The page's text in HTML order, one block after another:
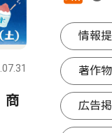
商
社会
伊勢原
伊勢原市
荷最盛
情報
著作
広告